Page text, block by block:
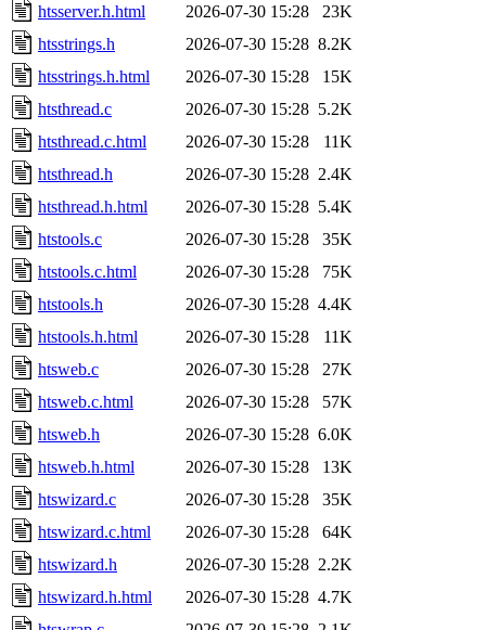
htsserver.h.html
2026-07-30 15:28
23K
htsstrings.h
2026-07-30 15:28 8.2K
htsstrings.h.html
2026-07-30 15:28
15K
htsthread.c
2026-07-30 15:28 5.2K
htsthread.c.html
2026-07-30 15:28
11K
htsthread.h
2026-07-30 15:28 2.4K
htsthread.h.html
2026-07-30 15:28 5.4K
htstools.c
2026-07-30 15:28
35K
htstools.c.html
2026-07-30 15:28
75K
htstools.h
2026-07-30 15:28 4.4K
htstools.h.html
2026-07-30 15:28
11K
htsweb.c
2026-07-30 15:28
27K
htsweb.c.html
2026-07-30 15:28
57K
htsweb.h
2026-07-30 15:28 6.0K
htsweb.h.html
2026-07-30 15:28
13K
htswizard.c
2026-07-30 15:28
35K
htswizard.c.html
2026-07-30 15:28
64K
htswizard.h
2026-07-30 15:28 2.2K
htswizard.h.html
2026-07-30 15:28 4.7K